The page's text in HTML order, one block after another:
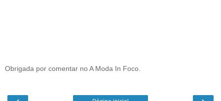
Obrigada por comentar no A Moda In Foco.